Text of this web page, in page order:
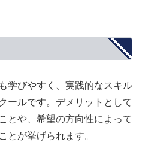
学びやすく、実践的なスキル
ールです。デメリットとして
とや、希望の方向性によって
とが挙げられます。